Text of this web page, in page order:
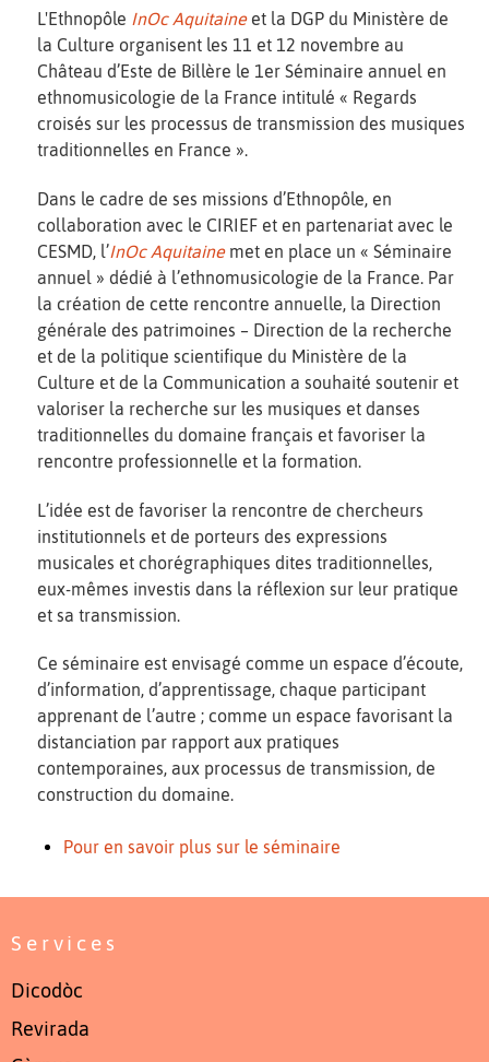
L'Ethnopôle InOc Aquitaineet la DGP du Ministère de
la Culture organisent les 11 et 12 novembre au
Château d’Este de Billère le 1er Séminaire annuel en
ethnomusicologie de la France intitulé « Regards
croisés sur les processus de transmission des musiques
traditionnelles en France ».
Dans le cadre de ses missions d’Ethnopôle, en
collaboration avec le CIRIEF et en partenariat avec le
CESMD, l’InOc Aquitainemet en place un « Séminaire
annuel » dédié à l’ethnomusicologie de la France. Par
la création de cette rencontre annuelle, la Direction
générale des patrimoines – Direction de la recherche
et de la politique scientifique du Ministère de la
Culture et de la Communication a souhaité soutenir et
valoriser la recherche sur les musiques et danses
traditionnelles du domaine français et favoriser la
rencontre professionnelle et la formation.
L’idée est de favoriser la rencontre de chercheurs
institutionnels et de porteurs des expressions
musicales et chorégraphiques dites traditionnelles,
eux-mêmes investis dans la réflexion sur leur pratique
et sa transmission.
Ce séminaire est envisagé comme un espace d’écoute,
d’information, d’apprentissage, chaque participant
apprenant de l’autre ; comme un espace favorisant la
distanciation par rapport aux pratiques
contemporaines, aux processus de transmission, de
construction du domaine.
Pour en savoir plus sur le séminaire
Services
Dicodòc
Revirada